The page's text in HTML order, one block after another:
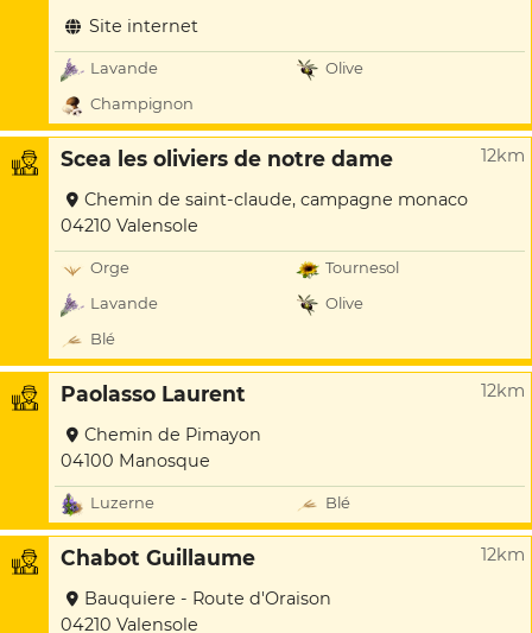
Site internet
Lavande
Olive
Champignon
Scea les oliviers de notre dame 12km
Chemin de saint-claude, campagne monaco
04210 Valensole
Orge
Tournesol
Lavande
Olive
Blé
Paolasso Laurent 12km
Chemin de Pimayon
04100 Manosque
Luzerne Blé
Chabot Guillaume 12km
Bauquiere - Route d'Oraison
04210 Valensole